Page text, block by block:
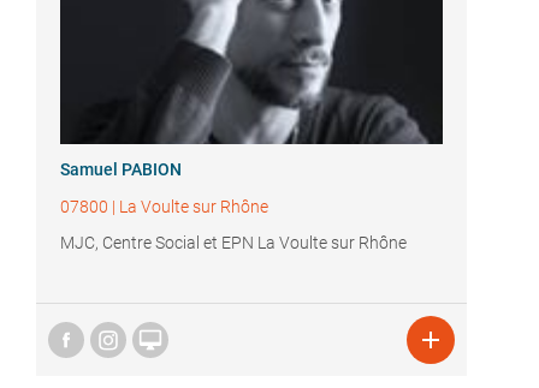
Samuel PABION
07800 | La Voulte sur Rhône
MJC, Centre Social et EPN La Voulte sur Rhône
 